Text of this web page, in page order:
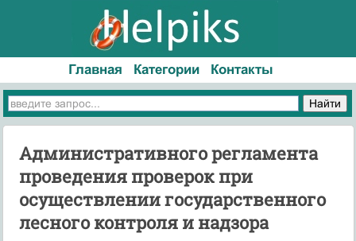
Главная Категории Контакты
Административного регламента
проведения проверок при
осуществлении государственного
лесного контроля и надзора